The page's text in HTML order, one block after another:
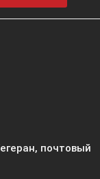
почтовый